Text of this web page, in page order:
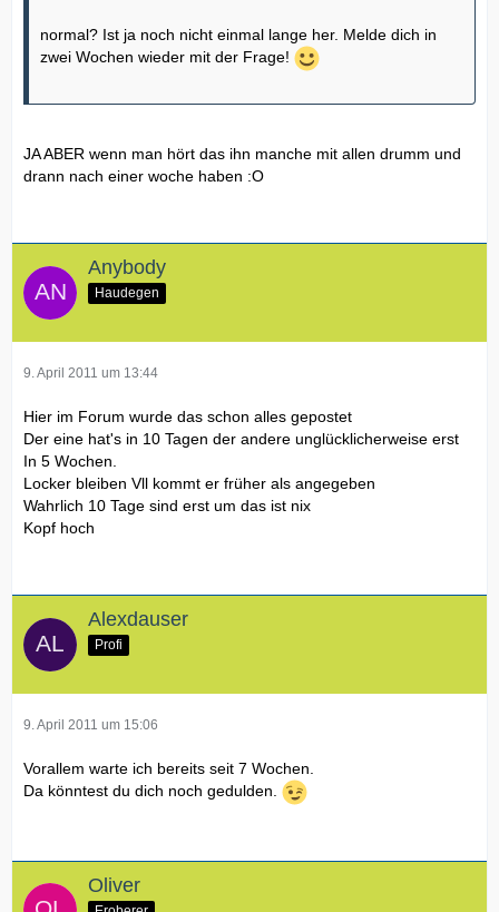
normal? Ist ja noch nicht einmal lange her. Melde dich in
zwei Wochen wieder mit der Frage!
JA ABER wenn man hört das ihn manche mit allen drumm und
drann nach einer woche haben :O
Anybody
Haudegen
9. April 2011 um 13:44
Hier im Forum wurde das schon alles gepostet
Der eine hat's in 10 Tagen der andere unglücklicherweise erst
In 5 Wochen.
Locker bleiben Vll kommt er früher als angegeben
Wahrlich 10 Tage sind erst um das ist nix
Kopf hoch
Alexdauser
Profi
9. April 2011 um 15:06
Vorallem warte ich bereits seit 7 Wochen.
Da könntest du dich noch gedulden.
Oliver